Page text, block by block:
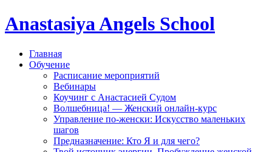
Anastasiya Angels School
Главная
Обучение
Расписание мероприятий
Вебинары
Коучинг с Анастасией Судом
Волшебница! — Женский онлайн-курс
Управление по-женски: Искусство маленьких
шагов
Предназначение: Кто Я и для чего?